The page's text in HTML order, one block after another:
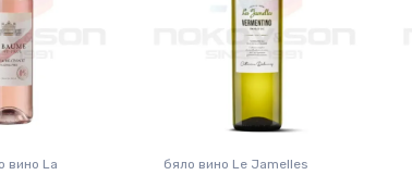
вино La
бяло вино Le Jamelles